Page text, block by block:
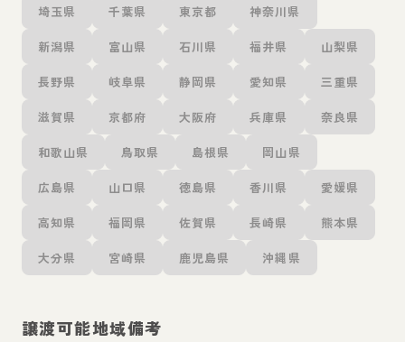
埼玉県 千葉県 東京都 神奈川県
新潟県 富山県 石川県 福井県 山梨県
長野県 岐阜県 静岡県 愛知県 三重県
滋賀県 京都府 大阪府 兵庫県 奈良県
和歌山県 鳥取県 島根県 岡山県
広島県 山口県 徳島県 香川県 愛媛県
高知県 福岡県 佐賀県 長崎県 熊本県
大分県 宮崎県 鹿児島県 沖縄県
譲渡可能地域備考